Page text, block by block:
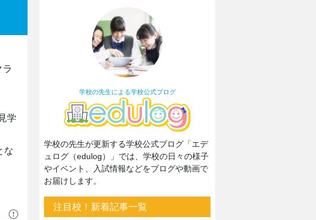
ラ
学
な
学校の先生による学校公式ブログ
学校の先生が更新する学校公式ブログ「エデ
ュログ（edulog）」では、学校の日々の様子
やイベント、入試情報などをブログや動画で
お届けします。
注目校！新着記事一覧